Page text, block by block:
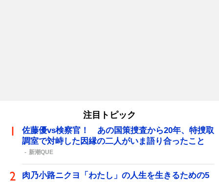
注目トピック
佐藤優vs検察官！ あの国策捜査から20年、特捜取
調室で対峙した因縁の二人がいま語り合ったこと
新潮QUE
肉乃小路ニクヨ「わたし」の人生を生きるための5